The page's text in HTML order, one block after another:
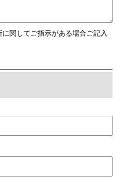
関してご指示がある場合ご記入